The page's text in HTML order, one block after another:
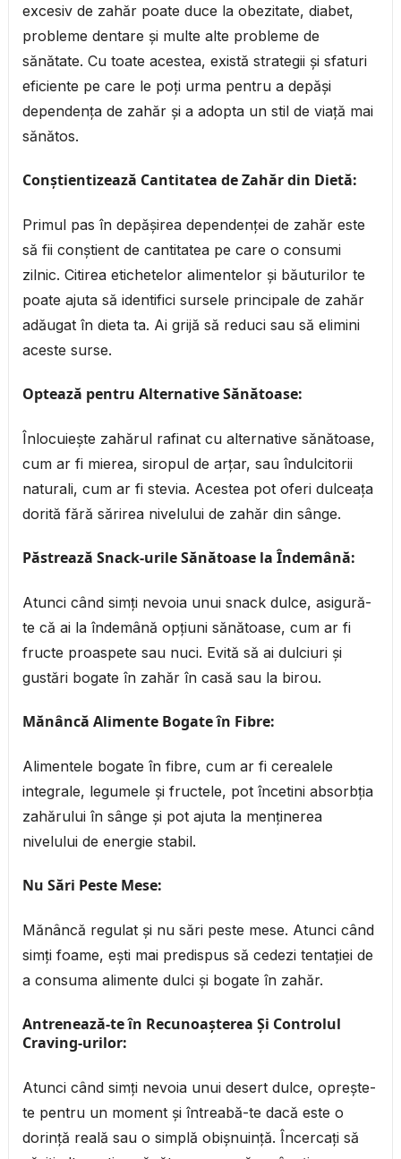
excesiv de zahăr poate duce la obezitate, diabet,
probleme dentare și multe alte probleme de
sănătate. Cu toate acestea, există strategii și sfaturi
eficiente pe care le poți urma pentru a depăși
dependența de zahăr și a adopta un stil de viață mai
sănătos.
Conștientizează Cantitatea de Zahăr din Dietă:
Primul pas în depășirea dependenței de zahăr este
să fii conștient de cantitatea pe care o consumi
zilnic. Citirea etichetelor alimentelor și băuturilor te
poate ajuta să identifici sursele principale de zahăr
adăugat în dieta ta. Ai grijă să reduci sau să elimini
aceste surse.
Optează pentru Alternative Sănătoase:
Înlocuiește zahărul rafinat cu alternative sănătoase,
cum ar fi mierea, siropul de arțar, sau îndulcitorii
naturali, cum ar fi stevia. Acestea pot oferi dulceața
dorită fără sărirea nivelului de zahăr din sânge.
Păstrează Snack-urile Sănătoase la Îndemână:
Atunci când simți nevoia unui snack dulce, asigură-
te că ai la îndemână opțiuni sănătoase, cum ar fi
fructe proaspete sau nuci. Evită să ai dulciuri și
gustări bogate în zahăr în casă sau la birou.
Mănâncă Alimente Bogate în Fibre:
Alimentele bogate în fibre, cum ar fi cerealele
integrale, legumele și fructele, pot încetini absorbția
zahărului în sânge și pot ajuta la menținerea
nivelului de energie stabil.
Nu Sări Peste Mese:
Mănâncă regulat și nu sări peste mese. Atunci când
simți foame, ești mai predispus să cedezi tentației de
a consuma alimente dulci și bogate în zahăr.
Antrenează-te în Recunoașterea Și Controlul
Craving-urilor:
Atunci când simți nevoia unui desert dulce, oprește-
te pentru un moment și întreabă-te dacă este o
dorință reală sau o simplă obișnuință. Încercați să